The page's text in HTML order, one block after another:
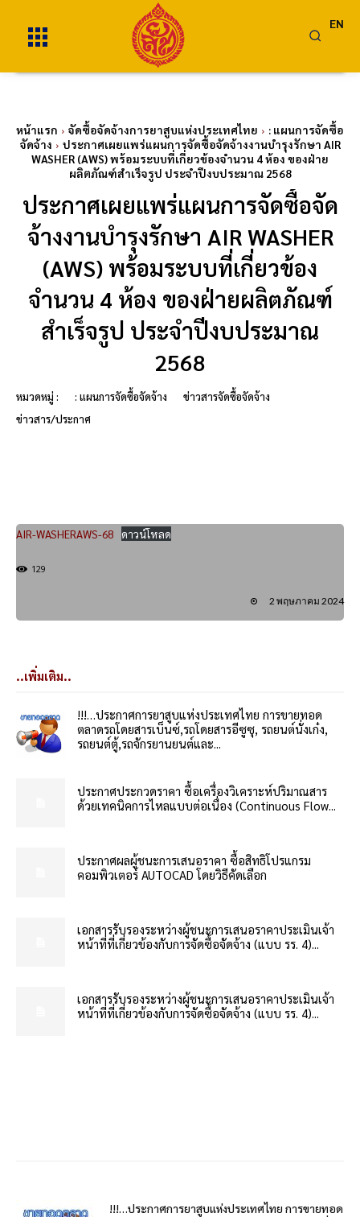
EN
หน้าแรก จัดซื้อจัดจ้างการยาสูบแห่งประเทศไทย
: แผนการจัดซื้อ
จัดจ้าง
ประกาศเผยแพร่แผนการจัดซื้อจัดจ้างงานบำรุงรักษา AIR
WASHER (AWS) พร้อมระบบที่เกี่ยวข้องจำนวน 4 ห้อง ของฝ่าย
ผลิตภัณฑ์สำเร็จรูป ประจำปีงบประมาณ 2568
ประกาศเผยแพร่แผนการจัดซื้อจัด
จ้างงานบำรุงรักษา AIR WASHER
(AWS) พร้อมระบบที่เกี่ยวข้อง
จำนวน 4 ห้อง ของฝ่ายผลิตภัณฑ์
สำเร็จรูป ประจำปีงบประมาณ
2568
หมวดหมู่ : : แผนการจัดซื้อจัดจ้าง
ข่าวสารจัดซื้อจัดจ้าง
ข่าวสาร/ประกาศ
AIR-WASHERAWS-68 ดาวน์โหลด
129
2 พฤษภาคม 2024
..เพิ่มเติม..
!!!…ประกาศการยาสูบแห่งประเทศไทย การขายทอด
ตลาดรถโดยสารเบ็นซ์,รถโดยสารอีซูซุ, รถยนต์นั่งเก๋ง,
รถยนต์ตู้,รถจักรยานยนต์และ...
ประกาศประกวดราคา ซื้อเครื่องวิเคราะห์ปริมาณสาร
ด้วยเทคนิคการไหลแบบต่อเนื่อง (Continuous Flow...
ประกาศผลผู้ชนะการเสนอราคา ซื้อสิทธิโปรแกรม
คอมพิวเตอร์ AUTOCAD โดยวิธีคัดเลือก
เอกสารรับรองระหว่างผู้ชนะการเสนอราคาประเมินเจ้า
หน้าที่ที่เกี่ยวข้องกับการจัดซื้อจัดจ้าง (แบบ รร. 4)...
เอกสารรับรองระหว่างผู้ชนะการเสนอราคาประเมินเจ้า
หน้าที่ที่เกี่ยวข้องกับการจัดซื้อจัดจ้าง (แบบ รร. 4)...
!!!…ประกาศการยาสูบแห่งประเทศไทย การขายทอด